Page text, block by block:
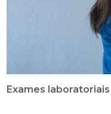
Exames